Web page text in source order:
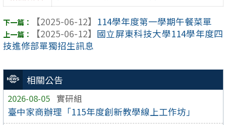
相關公告
2026-08-05 實研組
臺中家商辦理「115年度創新教學線上工作坊」
【2025-06-12】 114學年度第一學期午餐菜單
【2025-06-12】 國立屏東科技大學114學年度四
技進修部單獨招生訊息